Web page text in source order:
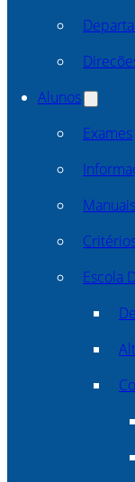
Alunos
Exames
Escola